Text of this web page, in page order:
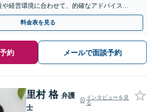
経営環境に合わせて、的確なアドバイスい
談可】【天満橋駅1分】
料金表を見る
約 メールで面談予約
里村 格 弁護
士
インタビューを見
る